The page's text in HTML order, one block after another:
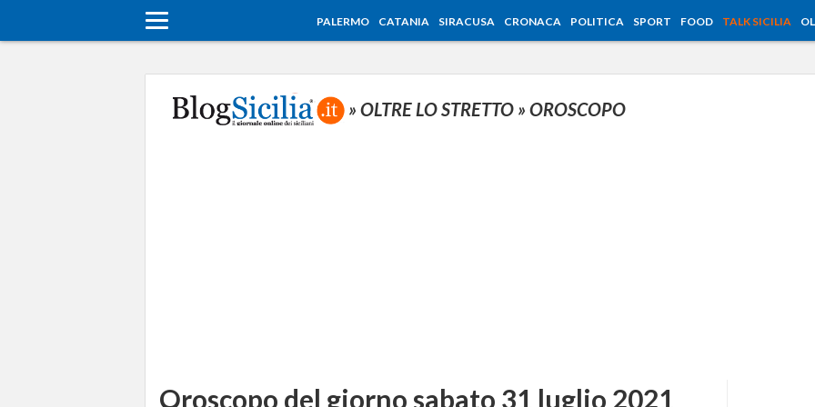
PALERMO CATANIA SIRACUSA CRONACA POLITICA SPORT FOOD TALK SICILIA
» OLTRE LO STRETTO » OROSCOPO
Oroscopo del giorno sabato 31 luglio 2021